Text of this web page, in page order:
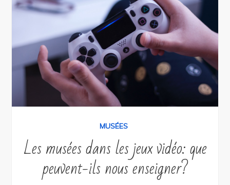
MUSÉES
Les musées dans les jeux vidéo: que
peuvent-ils nous enseigner?